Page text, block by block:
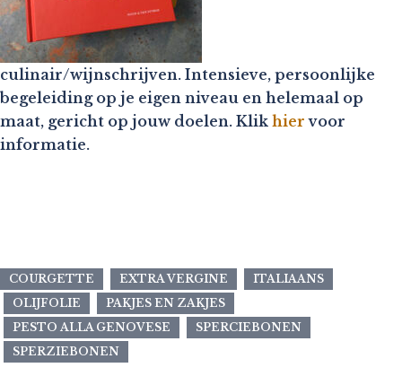
culinair/wijnschrijven. Intensieve, persoonlijke
begeleiding op je eigen niveau en helemaal op
maat, gericht op jouw doelen. Klik hier voor
informatie.
COURGETTE EXTRA VERGINE
ITALIAANS
OLIJFOLIE
PAKJES EN ZAKJES
PESTO ALLA GENOVESE
SPERCIEBONEN
SPERZIEBONEN